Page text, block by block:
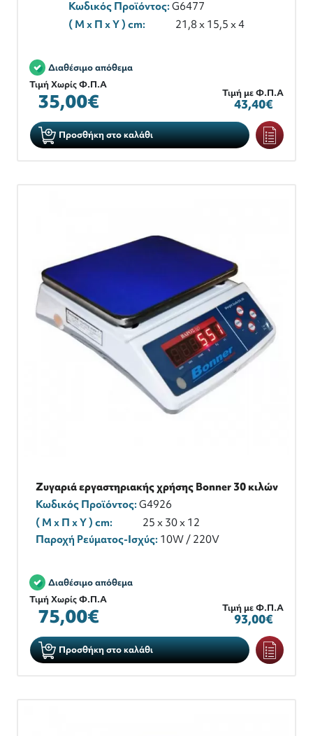
Κωδικός Προϊόντος:G6477
( M x Π x Y ) cm:
21,8 x 15,5 x 4
Διαθέσιμο απόθεμα
Τιμή Χωρίς Φ.Π.Α
35,00€ Τιμή με Φ.Π.Α
43,40€
Προσθήκη στο καλάθι
Ζυγαριά εργαστηριακής χρήσης Bonner 30 κιλών
Κωδικός Προϊόντος:G4926
( M x Π x Y ) cm:
25 x 30 x 12
Παροχή Ρεύματος-Ισχύς: 10W / 220V
Διαθέσιμο απόθεμα
Τιμή Χωρίς Φ.Π.Α
75,00€ Τιμή με Φ.Π.Α
93,00€
Προσθήκη στο καλάθι